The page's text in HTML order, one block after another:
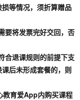
等情况，须折算赠品
将发票完好交回，否
退课规则的前提下支
后未形成套餐的，则
育爱App内购买课程